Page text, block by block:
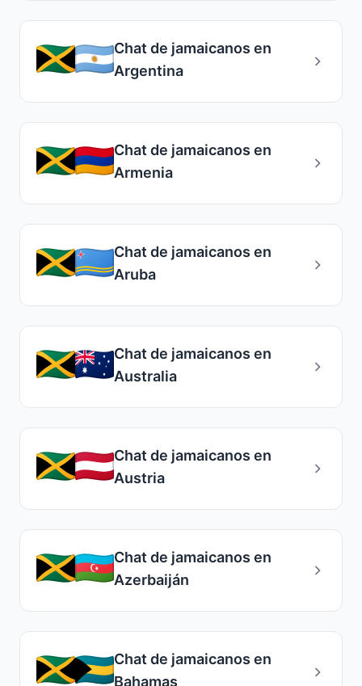
Chat de jamaicanos en
Argentina
Chat de jamaicanos en
Armenia
Chat de jamaicanos en
Aruba
Chat de jamaicanos en
Australia
Chat de jamaicanos en
Austria
Chat de jamaicanos en
Azerbaiján
Chat de jamaicanos en
Bahamas